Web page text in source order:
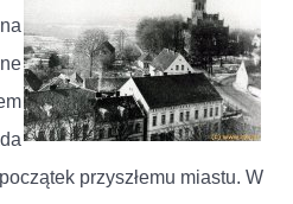
przyszłemu miastu. W